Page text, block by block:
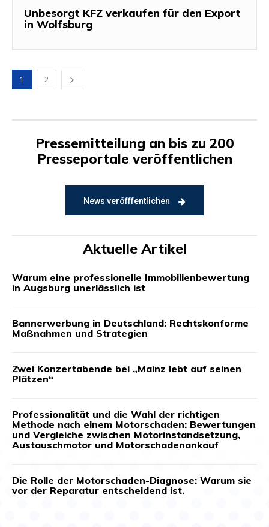
Unbesorgt KFZ verkaufen für den Export
in Wolfsburg
1 2
Pressemitteilung an bis zu 200
Presseportale veröffentlichen
News veröfffentlichen
Aktuelle Artikel
Warum eine professionelle Immobilienbewertung
in Augsburg unerlässlich ist
Bannerwerbung in Deutschland: Rechtskonforme
Maßnahmen und Strategien
Zwei Konzertabende bei „Mainz lebt auf seinen
Plätzen“
Professionalität und die Wahl der richtigen
Methode nach einem Motorschaden: Bewertungen
und Vergleiche zwischen Motorinstandsetzung,
Austauschmotor und Motorschadenankauf
Die Rolle der Motorschaden-Diagnose: Warum sie
vor der Reparatur entscheidend ist.